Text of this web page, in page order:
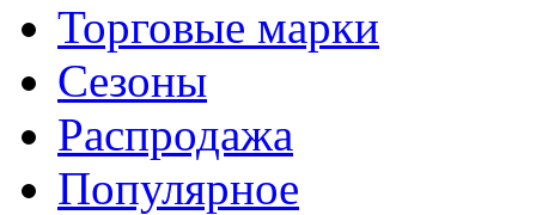
Торговые марки
Сезоны
Распродажа
Популярное